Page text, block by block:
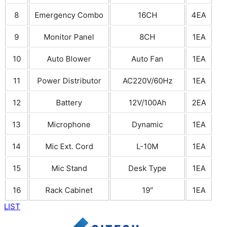
8 Emergency Combo 16CH 4EA
9 Monitor Panel 8CH 1EA
10 Auto Blower Auto Fan 1EA
11 Power Distributor AC220V/60Hz 1EA
12 Battery 12V/100Ah 2EA
13 Microphone Dynamic 1EA
14 Mic Ext. Cord L-10M 1EA
15 Mic Stand Desk Type 1EA
16 Rack Cabinet 19″
1EA
LIST